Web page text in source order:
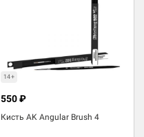
14+
Кисть AK Angular Brush 4
550 ₽